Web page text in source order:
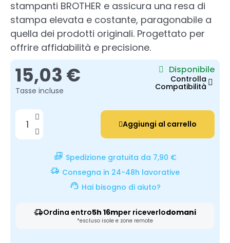
stampanti BROTHER e assicura una resa di
stampa elevata e costante, paragonabile a
quella dei prodotti originali. Progettato per
offrire affidabilità e precisione.
15,03 €
Tasse incluse
Disponibile
Controlla
Compatibilità
Aggiungi al carrello
Spedizione gratuita da 7,90 €
Consegna in 24-48h lavorative
Hai bisogno di aiuto?
Ordina entro5h 16mper riceverlodomani
*escluso isole e zone remote